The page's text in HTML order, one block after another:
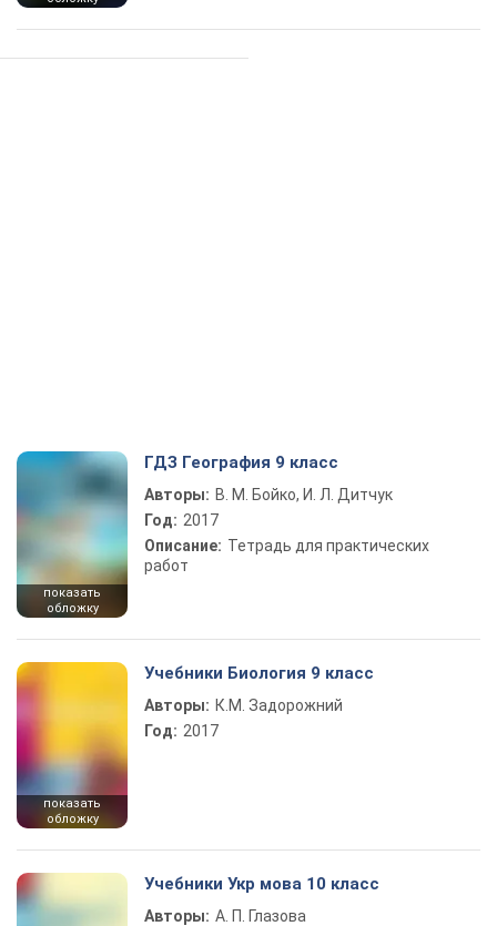
показать
обложку
ГДЗ География 9 класс
Авторы: В. М. Бойко, И. Л. Дитчук
Год: 2017
Описание: Тетрадь для практических
работ
показать
обложку
Учебники Биология 9 класс
Авторы: К.М. Задорожний
Год: 2017
Учебники Укр мова 10 класс
Авторы: А. П. Глазова